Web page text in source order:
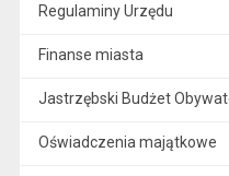
Regulaminy Urzędu
Finanse miasta
Jastrzębski Budżet
Oświadczenia majątkowe